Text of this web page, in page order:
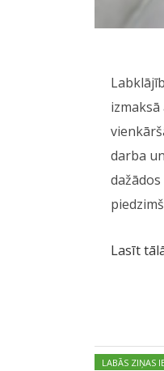
darba
Lasīt
Posted in:
LABĀS ZIŅAS